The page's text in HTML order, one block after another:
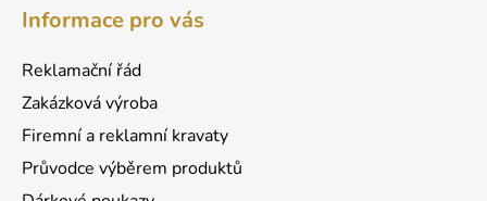
Informace pro vás
Reklamační řád
Zakázková výroba
Firemní a reklamní kravaty
Průvodce výběrem produktů